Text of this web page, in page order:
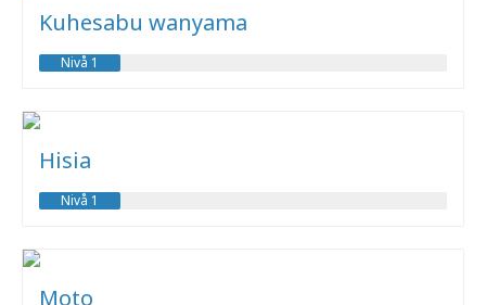
Kuhesabu wanyama
Nivå 1
Hisia
Nivå 1
Moto